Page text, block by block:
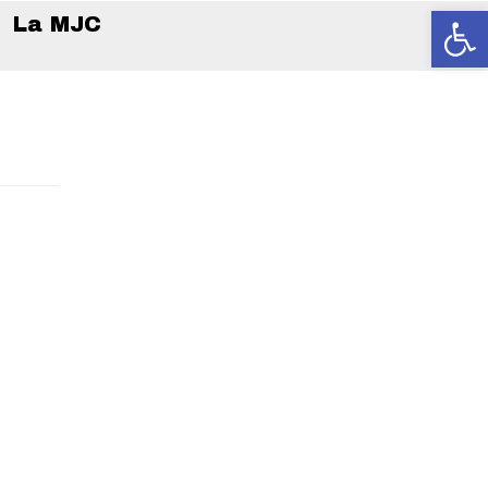
Ouvrir
La MJC